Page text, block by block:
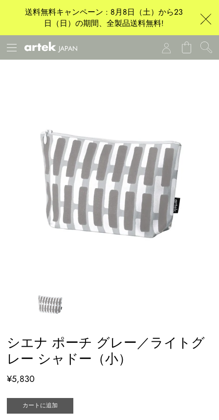
送料無料キャンペーン : 8月8日（土）から23
日（日）の期間、全製品送料無料!
JAPAN
シエナ ポーチ グレー／ライトグ
レー シャドー（小）
¥5,830
カートに追加